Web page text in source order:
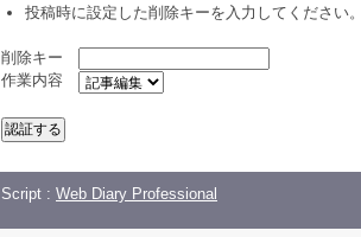
投稿時に設定した削除キーを入力してください
削除キー
作業内容
Script : Web Diary Professional